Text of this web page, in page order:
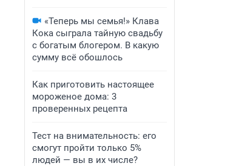
«Теперь мы семья!» Клава
Кока сыграла тайную свадьбу
с богатым блогером. В какую
сумму всё обошлось
Как приготовить настоящее
мороженое дома: 3
проверенных рецепта
Тест на внимательность: его
смогут пройти только 5%
людей — вы в их числе?